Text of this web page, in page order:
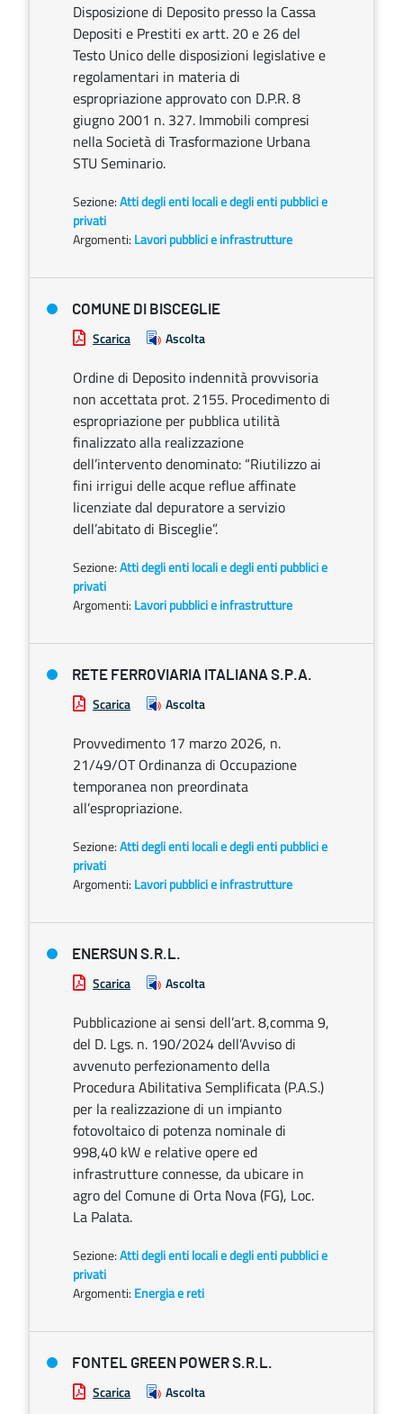
Disposizione di Deposito presso la Cassa
Depositi e Prestiti ex artt. 20 e 26 del
Testo Unico delle disposizioni legislative e
regolamentari in materia di
espropriazione approvato con D.P.R. 8
giugno 2001 n. 327. Immobili compresi
nella Società di Trasformazione Urbana
STU Seminario.
Sezione:Atti degli enti locali e degli enti pubblici e
privati
Argomenti: Lavori pubblici e infrastrutture
COMUNE DI BISCEGLIE
Scarica Ascolta
Ordine di Deposito indennità provvisoria
non accettata prot. 2155. Procedimento di
espropriazione per pubblica utilità
finalizzato alla realizzazione
dell’intervento denominato: “Riutilizzo ai
fini irrigui delle acque reflue affinate
licenziate dal depuratore a servizio
dell’abitato di Bisceglie”.
Sezione:Atti degli enti locali e degli enti pubblici e
privati
Argomenti: Lavori pubblici e infrastrutture
RETE FERROVIARIA ITALIANA S.P.A.
Scarica Ascolta
Provvedimento 17 marzo 2026, n.
21/49/OT Ordinanza di Occupazione
temporanea non preordinata
all’espropriazione.
Sezione:Atti degli enti locali e degli enti pubblici e
privati
Argomenti: Lavori pubblici e infrastrutture
ENERSUN S.R.L.
Scarica Ascolta
Pubblicazione ai sensi dell’art. 8,comma 9,
del D. Lgs. n. 190/2024 dell’Avviso di
avvenuto perfezionamento della
Procedura Abilitativa Semplificata (P.A.S.)
per la realizzazione di un impianto
fotovoltaico di potenza nominale di
998,40 kW e relative opere ed
infrastrutture connesse, da ubicare in
agro del Comune di Orta Nova (FG), Loc.
La Palata.
Sezione:Atti degli enti locali e degli enti pubblici e
privati
Argomenti: Energia e reti
FONTEL GREEN POWER S.R.L.
Scarica Ascolta